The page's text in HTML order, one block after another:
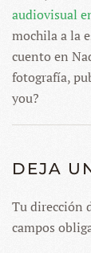
audiovisual
mochila a la
cuento en
fotografía,
you?
DEJA
Tu dirección
campos